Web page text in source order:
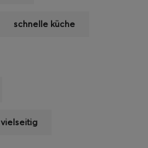
schnelle küche
vielseitig